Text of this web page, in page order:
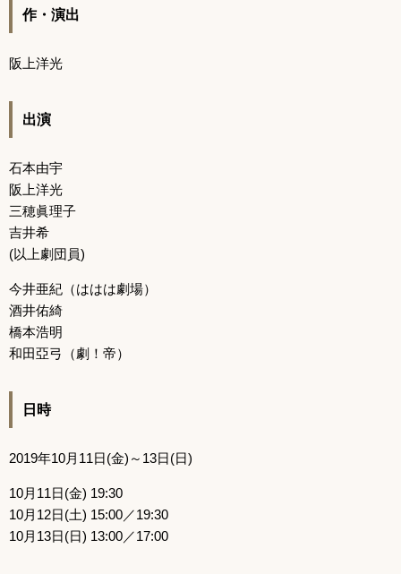
作・演出
阪上洋光
出演
石本由宇
阪上洋光
三穂眞理子
吉井希
(以上劇団員)
今井亜紀（ははは劇場）
酒井佑綺
橋本浩明
和田亞弓（劇！帝）
日時
2019年10月11日(金)～13日(日)
10月11日(金) 19:30
10月12日(土) 15:00／19:30
10月13日(日) 13:00／17:00